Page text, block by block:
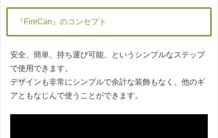
『FireCan』のコンセプト
安全、簡単、持ち運び可能、というシンプルなステップ
で使用できます。
デザインも非常にシンプルで余計な装飾もなく、他のギ
アともなじんで使うことができます。